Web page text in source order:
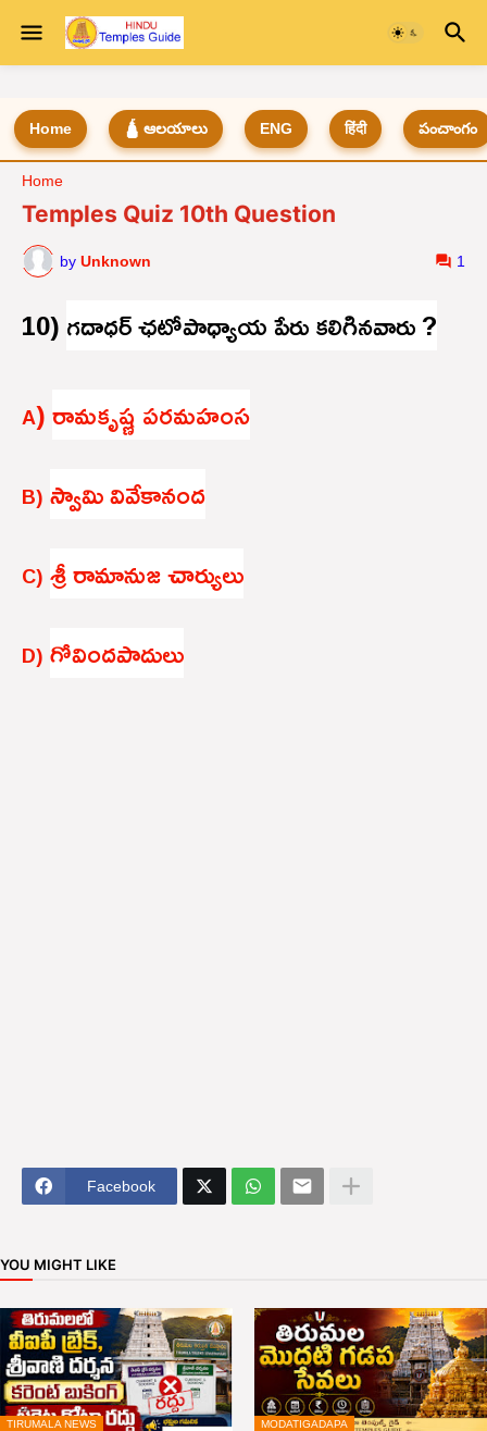
Home 🛕 ఆలయాలు ENG हिंदी పంచాంగం
Home
Temples Quiz 10th Question
by Unknown 1
10)గదాధర్ ఛటోపాధ్యాయ పేరు కలిగినవారు ?
A)రామకృష్ణ పరమహంస
B) స్వామి వివేకానంద
C) శ్రీ రామానుజ చార్యులు
D) గోవిందపాదులు
Facebook
YOU MIGHT LIKE
TIRUMALA NEWS MODATIGADAPA